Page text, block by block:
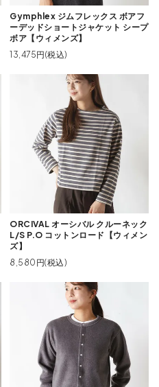
Gymphlex ジムフレックス ボアフ
ーデッドショートジャケット シープ
ボア【ウィメンズ】
13,475円(税込)
ORCIVAL オーシバル クルーネック
L/S P.O コットンロード【ウィメン
ズ】
8,580円(税込)